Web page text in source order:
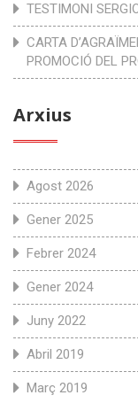
TESTIMONI
CARTA
PROMOCIÓ DEL
Arxius
Agost 2026
Gener 2025
Febrer 2024
Gener 2024
Juny 2022
Abril 2019
Març 2019